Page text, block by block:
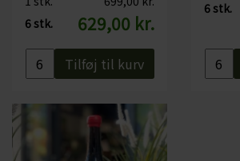
6 stk.
629,00 kr.
Tilføj til kurv
6 stk.